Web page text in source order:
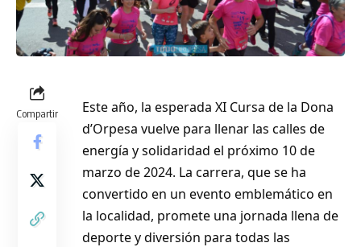
Compartir
Este año, la esperada XI Cursa de la Dona
d’Orpesa vuelve para llenar las calles de
energía y solidaridad el próximo 10 de
marzo de 2024. La carrera, que se ha
convertido en un evento emblemático en
la localidad, promete una jornada llena de
deporte y diversión para todas las